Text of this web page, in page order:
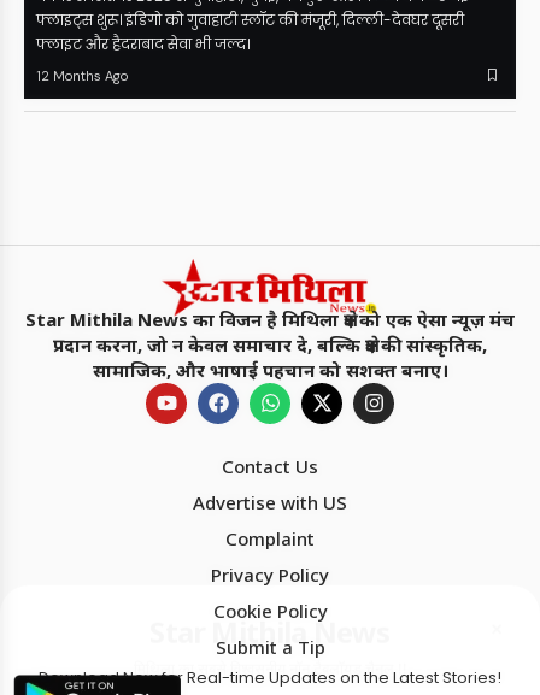
फ्लाइट्स शुरू। इंडिगो को गुवाहाटी स्लॉट की मंजूरी, दिल्ली-देवघर दूसरी
फ्लाइट और हैदराबाद सेवा भी जल्द।
12 Months Ago
Star Mithila News का विजन है मिथिला क्षेत्र को एक ऐसा न्यूज़ मंच
प्रदान करना, जो न केवल समाचार दे, बल्कि क्षेत्र की सांस्कृतिक,
सामाजिक, और भाषाई पहचान को सशक्त बनाए।
Contact Us
Advertise with US
Complaint
Privacy Policy
Cookie Policy
Submit a Tip
Download Now for Real-time Updates on the Latest Stories!
Star Mithila News
मिथिला का सबसे विश्वसनीय नॉन टैबलॉयड चैनल !!
बेहतर अनुभव के लिए